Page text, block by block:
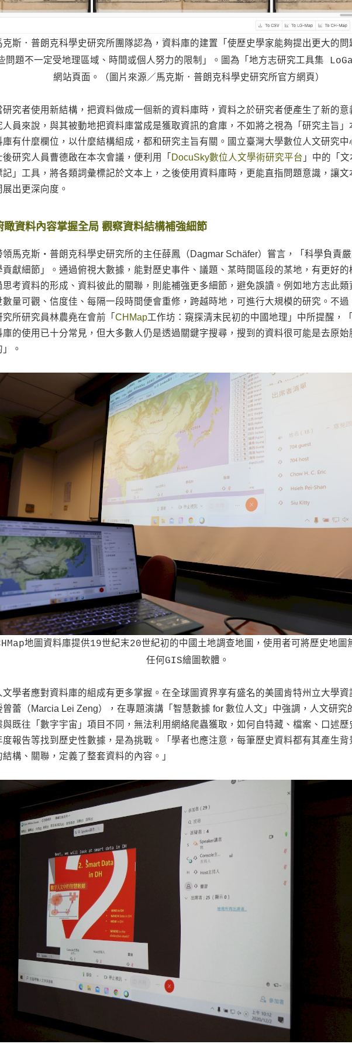
克斯．普朗克科學史研究所團隊認為，資料庫的建置「使歷史學家能夠提出更大的問
問題不一定受地理區域、時間或個人努力的限制」。圖為「地方志研究工具集
網站頁面。（圖片來源／馬克斯．普朗克科學史研究所官方網頁）
研究者使用新結構，把資料做成一個新的資料庫時，資料之於研究者便產生了新的意
人員來說，與其被動地把資料庫當成是獲取資訊的倉庫，不如將之視為「研究主旨」
庫有什麼欄位，以什麼結構組成，都和研究主旨有關。國立臺灣大學數位人文研究中
後研究人員曹德啟在本次會議，便利用「 DocuSky數位人文學術研究平台 」中的「
記」工具，將各類詞彙標記於文本上，之後使用資料庫時，更能直指問題意識，讓文
展出更深向度。
瞰資料內容掌握全局 觀察資料結構補強細節
領馬克斯・普朗克科學史研究所的主任薛鳳（Dagmar Schäfer）嘗言，「科學負責
貢獻細節」。通過俯視大數據，能對歷史事件、議題、某時間區段的某地，有更好的
思考資料的形成、資料彼此的關聯，則能補強更多細節，避免誤讀。例如地方志此類
數量可觀、信度佳、每隔一段時間便會重修，跨越時地，可進行大規模的研究。不過
究所研究員林農堯在會前「CHMap工作坊：窺探清末民初的中國地理」中所提醒，
庫的使用已十分常見，但大多數人仍是透過關鍵字搜尋，搜到的資料很可能是去原始
」。
地圖資料庫提供19世紀末20世紀初的中國土地調查地圖，使用者可將歷史地圖
任何GIS繪圖軟體。
文學者應對資料庫的組成有更多掌握。在全球圖資界享有盛名的美國肯特州立大學資
曾蕾（Marcia Lei Zeng），在專題演講「智慧數據 for 數位人文」中強調，人文研究
與既往「數字宇宙」項目不同，無法利用網絡爬蟲獲取，如何自特藏、檔案、口述歷
度報告等找到歷史性數據，是為挑戰。「學者也應注意，每筆歷史資料都有其產生背
結構、關聯，定義了整套資料的內容。」